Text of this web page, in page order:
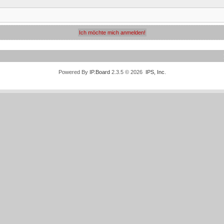
Powered By IP.Board2.3.5 © 2026 IPS, Inc